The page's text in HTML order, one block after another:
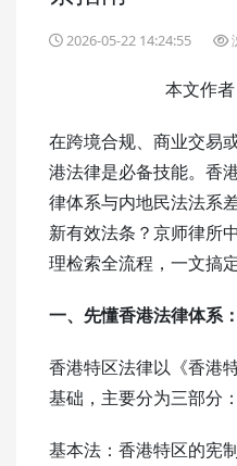
2026-05-22 14:24:55
本文作
在跨境合规、商业交易
港法律是必备技能。香
律体系与内地民法法系
新有效法条？京师律所
理检索全流程，一文搞
一、先懂香港法律体系
香港特区法律以《香港
基础，主要分为三部分：
基本法：香港特区的宪